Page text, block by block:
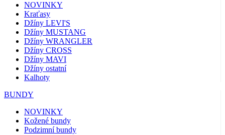
NOVINKY
Kraťasy
Džíny LEVI'S
Džíny MUSTANG
Džíny WRANGLER
Džíny CROSS
Džíny MAVI
Džíny ostatní
Kalhoty
BUNDY
NOVINKY
Kožené bundy
Podzimní bundy